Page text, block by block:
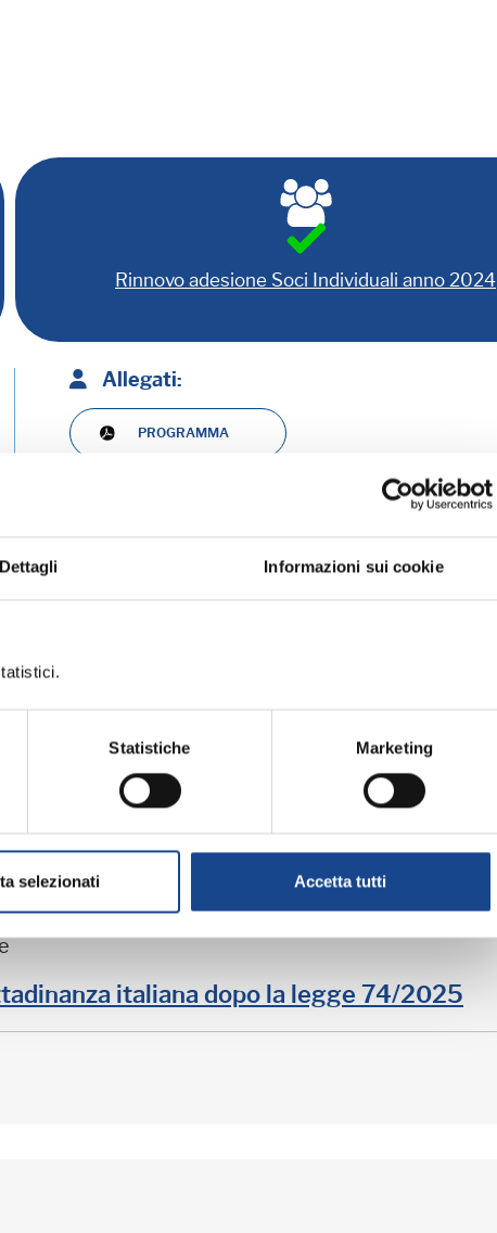
Dettagli Informazioni sui cookie
Statistiche Marketing
selezionati Accetta tutti
Rinnovo adesione Soci Individuali anno 2024
Allegati:
PROGRAMMA
all'ombra dei cipressi
italiana dopo la legge 74/2025